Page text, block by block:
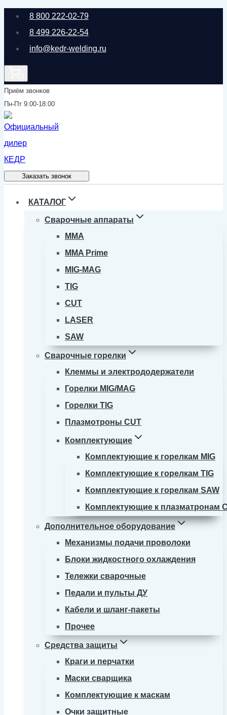
Перейти
содержимому
8 800 222-02-79
8 499 226-22-54
info@kedr-welding.ru
Приём звонков
Пн-Пт 9:00-18:00
Заказать звонок
КАТАЛОГ
Сварочные аппараты
MMA
MMA Prime
MIG-MAG
TIG
CUT
LASER
SAW
Сварочные горелки
Клеммы и электрододержатели
Горелки MIG/MAG
Горелки TIG
Плазмотроны CUT
Комплектующие
Комплектующие к горелкам MIG
Комплектующие к горелкам TIG
Комплектующие к горелкам SAW
Комплектующие к плазматронам
Дополнительное оборудование
Механизмы подачи проволоки
Блоки жидкостного охлаждения
Тележки сварочные
Педали и пульты ДУ
Кабели и шланг-пакеты
Прочее
Средства защиты
Краги и перчатки
Маски сварщика
Комплектующие к маскам
Очки защитные